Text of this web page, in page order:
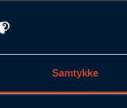
Samtykke